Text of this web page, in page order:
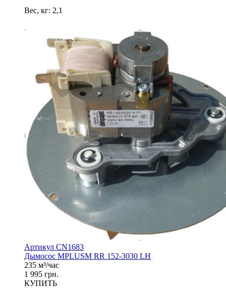
Вес, кг: 2,1
Артикул CN1683
Дымосос MPLUSM RR 152-3030 LH
235 м³/час
1 995 грн.
КУПИТЬ